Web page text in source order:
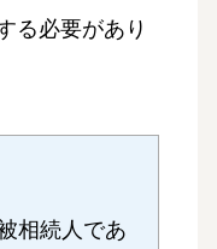
る必要があり
相続人であ